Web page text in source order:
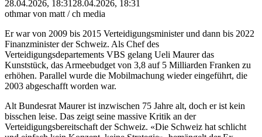
28.04.2026, 18:31 28.04.2026, 18:31
othmar von matt / ch media
Er war von 2009 bis 2015 Verteidigungsminister und dann bis 2022
Finanzminister der Schweiz. Als Chef des
Verteidigungsdepartements VBS gelang Ueli Maurer das
Kunststück, das Armeebudget von 3,8 auf 5 Milliarden Franken zu
erhöhen. Parallel wurde die Mobilmachung wieder eingeführt, die
2003 abgeschafft worden war.
Alt Bundesrat Maurer ist inzwischen 75 Jahre alt, doch er ist kein
bisschen leise. Das zeigt seine massive Kritik an der
Verteidigungsbereitschaft der Schweiz. «Die Schweiz hat schlicht